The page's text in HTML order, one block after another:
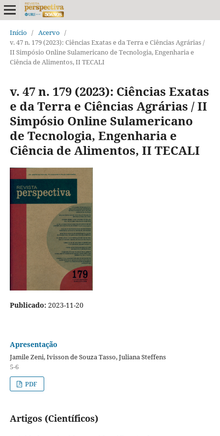
Início / Acervo /
v. 47 n. 179 (2023): Ciências Exatas e da Terra e Ciências Agrárias /
II Simpósio Online Sulamericano de Tecnologia, Engenharia e
Ciência de Alimentos, II TECALI
v. 47 n. 179 (2023): Ciências Exatas
e da Terra e Ciências Agrárias / II
Simpósio Online Sulamericano
de Tecnologia, Engenharia e
Ciência de Alimentos, II TECALI
Publicado: 2023-11-20
Apresentação
Jamile Zeni, Ivisson de Souza Tasso, Juliana Steffens
5-6
PDF
Artigos (Científicos)